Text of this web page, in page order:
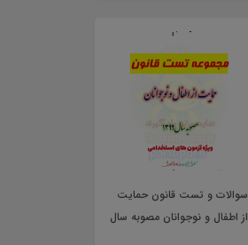
سوالات و تست قانون حمایت
از اطفال و نوجوانان مصوبه سال